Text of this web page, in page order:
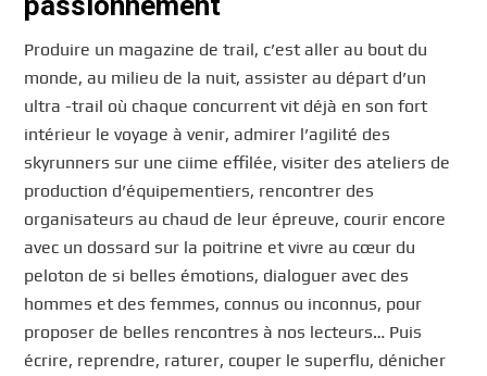
Produire un magazine de trail, c’est aller au bout du
monde, au milieu de la nuit, assister au départ d’un
ultra -trail où chaque concurrent vit déjà en son fort
intérieur le voyage à venir, admirer l’agilité des
skyrunners sur une ciime effilée, visiter des ateliers de
production d’équipementiers, rencontrer des
organisateurs au chaud de leur épreuve, courir encore
avec un dossard sur la poitrine et vivre au cœur du
peloton de si belles émotions, dialoguer avec des
hommes et des femmes, connus ou inconnus, pour
proposer de belles rencontres à nos lecteurs… Puis
écrire, reprendre, raturer, couper le superflu, dénicher